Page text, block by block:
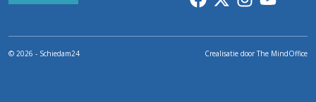
© 2026 - Schiedam24 Crealisatie doorThe MindOffice